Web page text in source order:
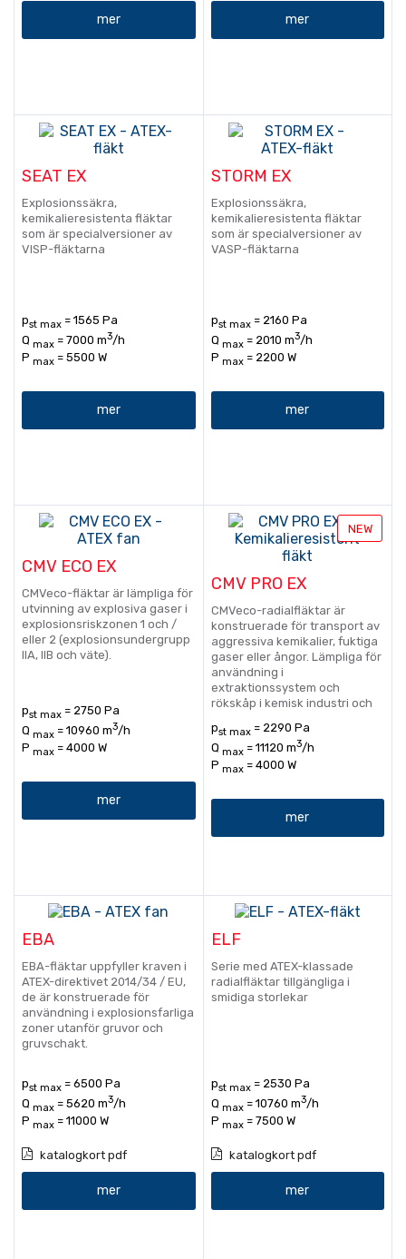
mer mer
SEAT EX
Explosionssäkra,
kemikalieresistenta fläktar
som är specialversioner av
VISP-fläktarna
pst max = 1565 Pa
Q max = 7000 m3/h
P max = 5500 W
mer
STORM EX
Explosionssäkra,
kemikalieresistenta fläktar
som är specialversioner av
VASP-fläktarna
pst max= 2160 Pa
Q max= 2010 m3/h
P max= 2200 W
mer
CMV ECO EX
CMVeco-fläktar är lämpliga för
utvinning av explosiva gaser i
explosionsriskzonen 1 och /
eller 2 (explosionsundergrupp
IIA, IIB och väte).
pst max = 2750 Pa
Q max = 10960 m3/h
P max = 4000 W
mer
NEW
CMV PRO EX
CMVeco-radialfläktar är
konstruerade för transport av
aggressiva kemikalier, fuktiga
gaser eller ångor. Lämpliga för
användning i
extraktionssystem och
rökskåp i kemisk industri och
byggnader som sjukhus,
laboratorier och skolor.
pst max= 2290 Pa
Q max= 11120 m3/h
P max= 4000 W
mer
EBA
EBA-fläktar uppfyller kraven i
ATEX-direktivet 2014/34 / EU,
de är konstruerade för
användning i explosionsfarliga
zoner utanför gruvor och
gruvschakt.
pst max = 6500 Pa
Q max = 5620 m3/h
P max = 11000 W
katalogkort pdf
mer
ELF
Serie med ATEX-klassade
radialfläktar tillgängliga i
smidiga storlekar
pst max= 2530 Pa
Q max= 10760 m3/h
P max= 7500 W
katalogkort pdf
mer